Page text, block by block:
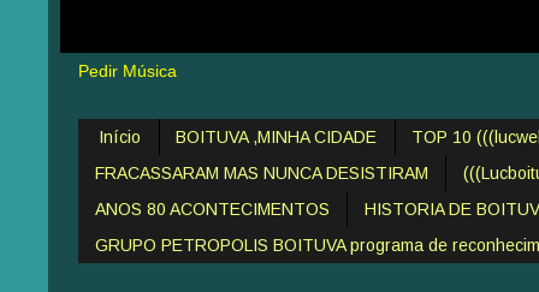
Pedir Música
Início BOITUVA ,MINHA CIDADE
TOP 10
FRACASSARAM MAS NUNCA DESISTIRAM
ANOS 80 ACONTECIMENTOS
HISTORIA DE
GRUPO PETROPOLIS BOITUVA programa de